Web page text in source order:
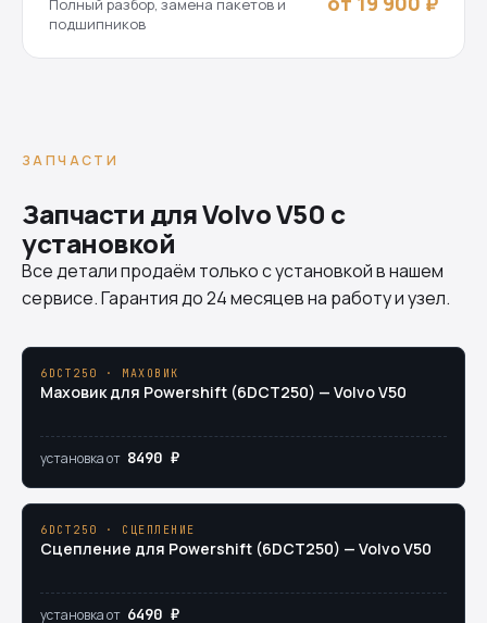
Полный разбор, замена пакетов и
подшипников
ЗАПЧАСТИ
Запчасти для Volvo V50 с
установкой
Все детали продаём только с установкой в нашем
сервисе. Гарантия до 24 месяцев на работу и узел.
6DCT250 · МАХОВИК
Маховик для Powershift (6DCT250) — Volvo V50
установка от 8490 ₽
6DCT250 · СЦЕПЛЕНИЕ
Сцепление для Powershift (6DCT250) — Volvo V50
установка от 6490 ₽